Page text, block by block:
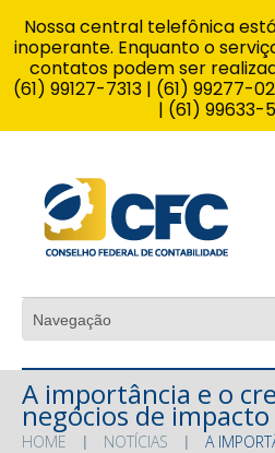
A importância e o
negócios de
HOME NOTÍCIAS
A
Nossa central telefônica
inoperante. Enquanto o
contatos podem ser
(61) 99127-7313 | (61) 99277-
| (61) 99633-